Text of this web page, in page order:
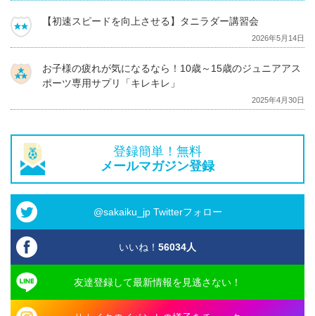
【初速スピードを向上させる】タニラダー講習会
2026年5月14日
お子様の疲れが気になるなら！10歳～15歳のジュニアアス
ポーツ専用サプリ「キレキレ」
2025年4月30日
登録簡単！無料
メールマガジン登録
@sakaiku_jp Twitterフォロー
いいね！ 56034人
友達登録して最新情報を見逃さない！